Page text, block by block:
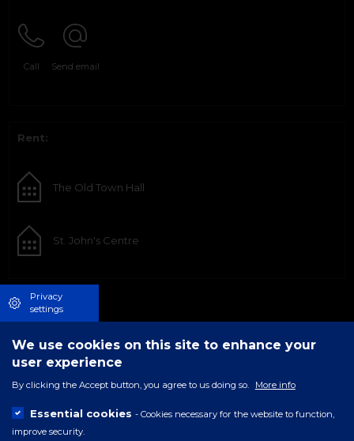
Call Send email
Rent:
The Old Town Hall
St. John's Centre
Privacy
settings
We use cookies on this site to enhance your
user experience
By clicking the Accept button, you agree to us doing so. More info
Essential cookies - Cookies necessary for the website to function,
improve security.